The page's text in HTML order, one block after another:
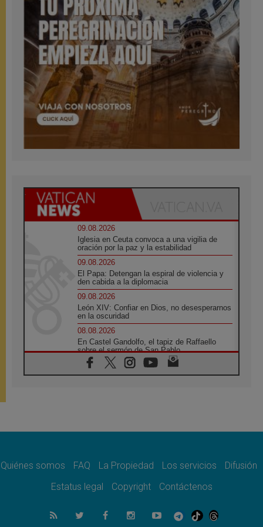
09.08.2026
Iglesia en Ceuta convoca a una vigilia de
oración por la paz y la estabilidad
09.08.2026
El Papa: Detengan la espiral de violencia y
den cabida a la diplomacia
09.08.2026
León XIV: Confiar en Dios, no desesperarnos
en la oscuridad
08.08.2026
En Castel Gandolfo, el tapiz de Raffaello
sobre el sermón de San Pablo
08.08.2026
En Colombia, «la paz no se compra con una
08.08.2026
08.08.2026
del Buen Consejo de Genazzano
Filipinas: el Vicariato Apostólico de Calapán
se convierte en diócesis
Quiénes somos FAQ La Propiedad Los servicios
Difusión
Estatus legal
Copyright Contáctenos